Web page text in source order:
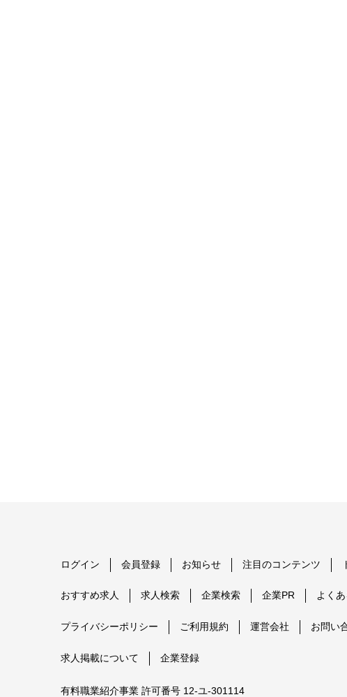
ログイン 会員登録 お知らせ 注目のコンテンツ
おすすめ求人 求人検索 企業検索 企業PR よく
プライバシーポリシー ご利用規約 運営会社 お問い
求人掲載について 企業登録
有料職業紹介事業 許可番号 12-ユ-301114